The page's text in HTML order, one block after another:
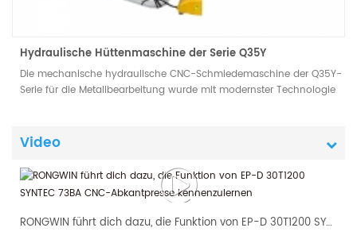
Hydraulische Hüttenmaschine der Serie Q35Y
Die mechanische hydraulische CNC-Schmiedemaschine der Q35Y-
Serie für die Metallbearbeitung wurde mit modernster Technologie
Video
RONGWIN führt dich dazu, die Funktion von EP-D 30T1200 SYNTEC 73BA CNC-Abkantpresse kennenzulernen